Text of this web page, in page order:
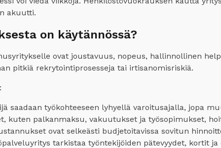
akuutti.
on käytännössä?
ovat joustavuus, nopeus, hallinnollinen
pitkiä rekrytointiprosesseja tai irtisanomisriskiä.
saadaan työkohteeseen lyhyellä varoitusajalla, jopa
kuten palkanmaksu, vakuutukset ja työsopimukset,
ovat selkeästi budjetoitavissa sovitun
tarkistaa työntekijöiden pätevyydet, kortit ja